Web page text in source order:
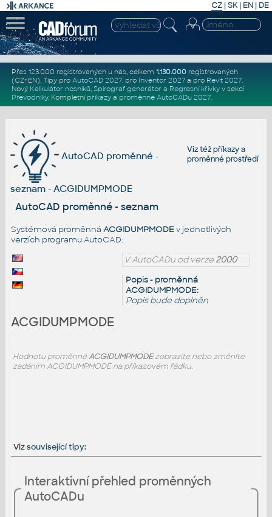
CZ | SK| EN | DE
Přes 123.000 registrovaných u nás, celkem 1.130.000registrovaných
(CZ+EN). Tipy pro AutoCAD 2027, pro Inventor 2027a pro Revit 2027.
Nový Kalkulátor nosníků, Spirograf generátor a Regresní křivkyv sekci
Převodníky. Kompletní příkazya proměnné AutoCADu 2027.
Viz téžpříkazya
proměnné prostředí
AutoCAD proměnné -
seznam - ACGIDUMPMODE
AutoCAD proměnné - seznam
Systémová proměnná ACGIDUMPMODEv jednotlivých
verzích programu AutoCAD:
V AutoCADu od verze2000
Popis - proměnná
ACGIDUMPMODE:
Popis bude doplněn
ACGIDUMPMODE
Hodnotu proměnnéACGIDUMPMODEzobrazíte nebo změníte
zadáním ACGIDUMPMODE na příkazovém řádku.
Vizsouvisející tipy:
Interaktivní přehled proměnných
AutoCADu